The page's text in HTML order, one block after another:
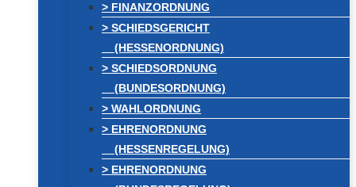
> FINANZORDNUNG
> SCHIEDSGERICHT
(HESSENORDNUNG)
> SCHIEDSORDNUNG
(BUNDESORDNUNG)
> WAHLORDNUNG
> EHRENORDNUNG
(HESSENREGELUNG)
> EHRENORDNUNG